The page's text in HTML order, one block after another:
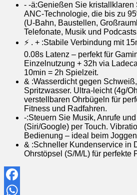
- -ä:Genießen Sie kristallklaren
ANC-Technologie, die bis zu
(U-Bahn, Baustellen,
Telefonate, Musik und
⚡ . + :Stabile Verbindung mit
0.08s Latenz – perfekt für
Einzelnutzung + 32h via
10min = 2h Spielzeit.
& :Wasserdicht gegen
Spritzwasser. Ultra-leicht (4g/
verstellbaren Ohrbügeln für
Fitness und Radfahren.
-:Steuern Sie Musik, Anrufe
(Siri/Google) per Touch.
Bedienung – ideal beim
& :Schneller Kundenservice in
Ohrstöpsel (S/M/L) für perfekte
Facebook